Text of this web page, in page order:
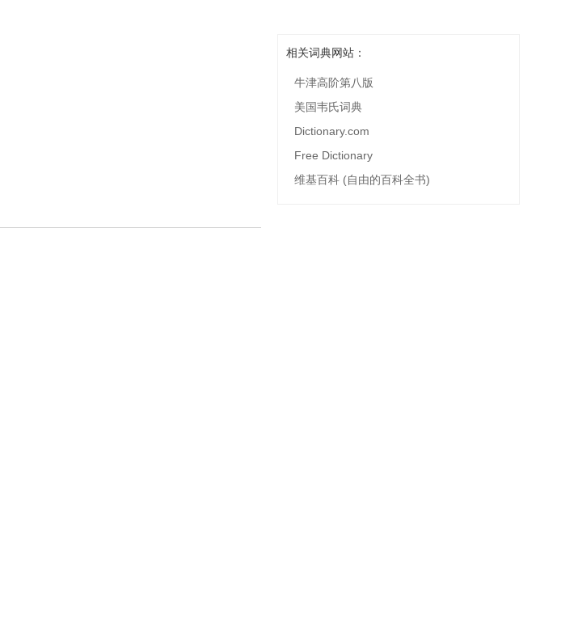
相关词典网站：
牛津高阶第八版
美国韦氏词典
Dictionary.com
Free Dictionary
维基百科 (自由的百科全书)